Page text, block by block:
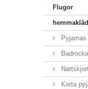
Flugor
Pyjamas
Korta